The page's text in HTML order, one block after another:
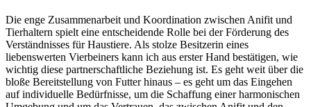
Die enge Zusammenarbeit und Koordination zwischen Anifit und
Tierhaltern spielt eine entscheidende Rolle bei der Förderung des
Verständnisses für Haustiere.‌ Als stolze Besitzerin⁣ eines
liebenswerten Vierbeiners‌ kann ich aus erster ⁣Hand bestätigen,⁣ wie
wichtig⁤ diese partnerschaftliche Beziehung ist. ⁣Es geht weit über die
bloße Bereitstellung von Futter ⁢hinaus – es ⁤geht⁤ um⁤ das⁢ Eingehen
auf individuelle​ Bedürfnisse, um die Schaffung einer ‌harmonischen